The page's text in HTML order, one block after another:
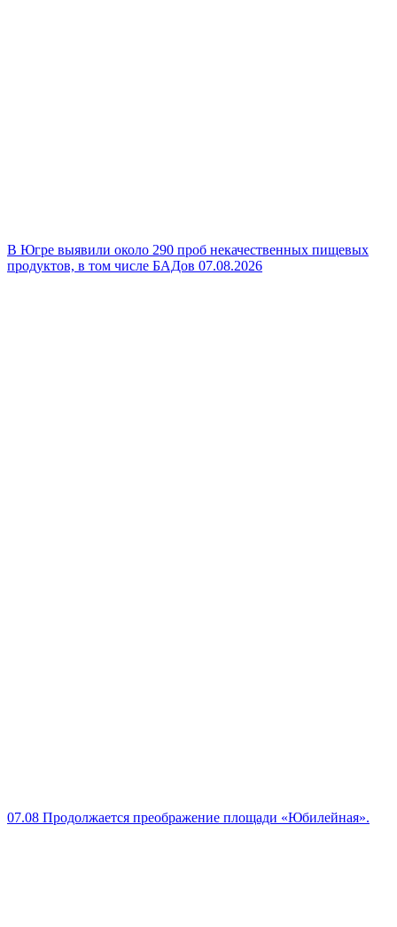
В Югре выявили около 290 проб некачественных пищевых
продуктов, в том числе БАДов 07.08.2026
07.08 Продолжается преображение площади «Юбилейная».